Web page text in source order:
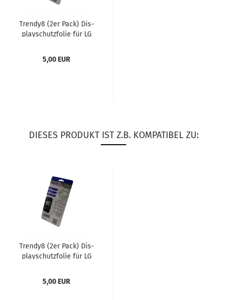
Trendy8 (2er Pack) Dis­
play­schutz­fo­lie für LG
5,00 EUR
DIESES PRODUKT IST Z.B. KOMPATIBEL ZU:
Trendy8 (2er Pack) Dis­
play­schutz­fo­lie für LG
5,00 EUR